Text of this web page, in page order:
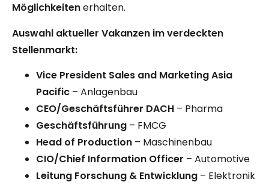
Möglichkeitenerhalten.
Auswahl aktueller Vakanzen im verdeckten
Stellenmarkt:
Vice President Sales and Marketing Asia
Pacific – Anlagenbau
CEO/Geschäftsführer DACH – Pharma
Geschäftsführung – FMCG
Head of Production – Maschinenbau
CIO/Chief Information Officer – Automotive
Leitung Forschung & Entwicklung – Elektronik